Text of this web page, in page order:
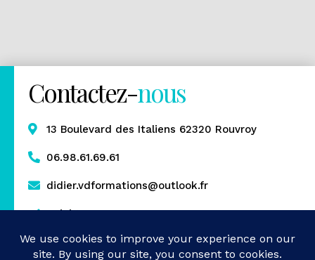
Contactez-nous
13 Boulevard des Italiens 62320 Rouvroy
06.98.61.69.61
didier.vdformations@outlook.fr
Rejoignez-nous